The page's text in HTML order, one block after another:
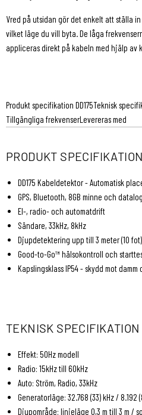
Vred på utsidan gör det enkelt att ställa
vilket läge du vill byta. De låga
appliceras direkt på kabeln med hjälp av
Produkt specifikation DD175Teknisk
Tillgängliga frekvenserLevereras med
PRODUKT
DD175 Kabeldetektor - Automatisk
GPS, Bluetooth, 8GB minne och
El-, radio- och automatdrift
Sändare, 33kHz, 8kHz
Djupdetektering upp till 3 meter (10 fot)
Good-to-Go™ hälsokontroll och
Kapslingsklass IP54 - skydd mot
TEKNISK SPECIFIKATION
Effekt: 50Hz modell
Radio: 15kHz till 60kHz
Auto: Ström, Radio, 33kHz
Generatorläge: 32.768 (33) kHz / 8.192
Djupområde: linjeläge 0,3 m till 3 m /